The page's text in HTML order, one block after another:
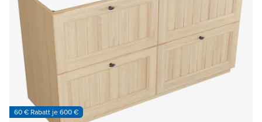
60 € Rabatt je 600 €